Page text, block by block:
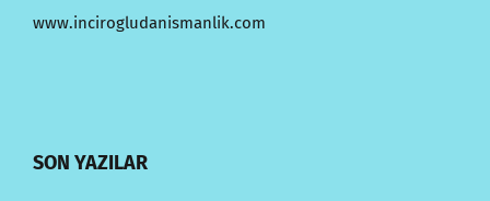
www.incirogludanismanlik.com
SON YAZILAR